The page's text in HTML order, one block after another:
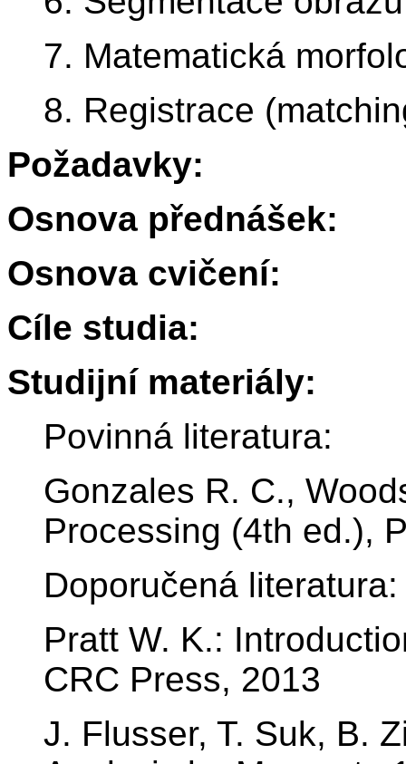
7. Matematická
8. Registrace
Požadavky:
Osnova přednášek:
Osnova cvičení:
Cíle studia:
Studijní materiály:
Povinná literatura:
Gonzales R. C.,
Processing (4th ed.),
Doporučená literatura:
Pratt W. K.:
CRC Press, 2013
J. Flusser, T. Suk, B.